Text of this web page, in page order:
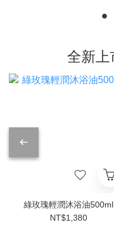
全新上
綠玫瑰輕潤沐浴油500ml
NT$1,380